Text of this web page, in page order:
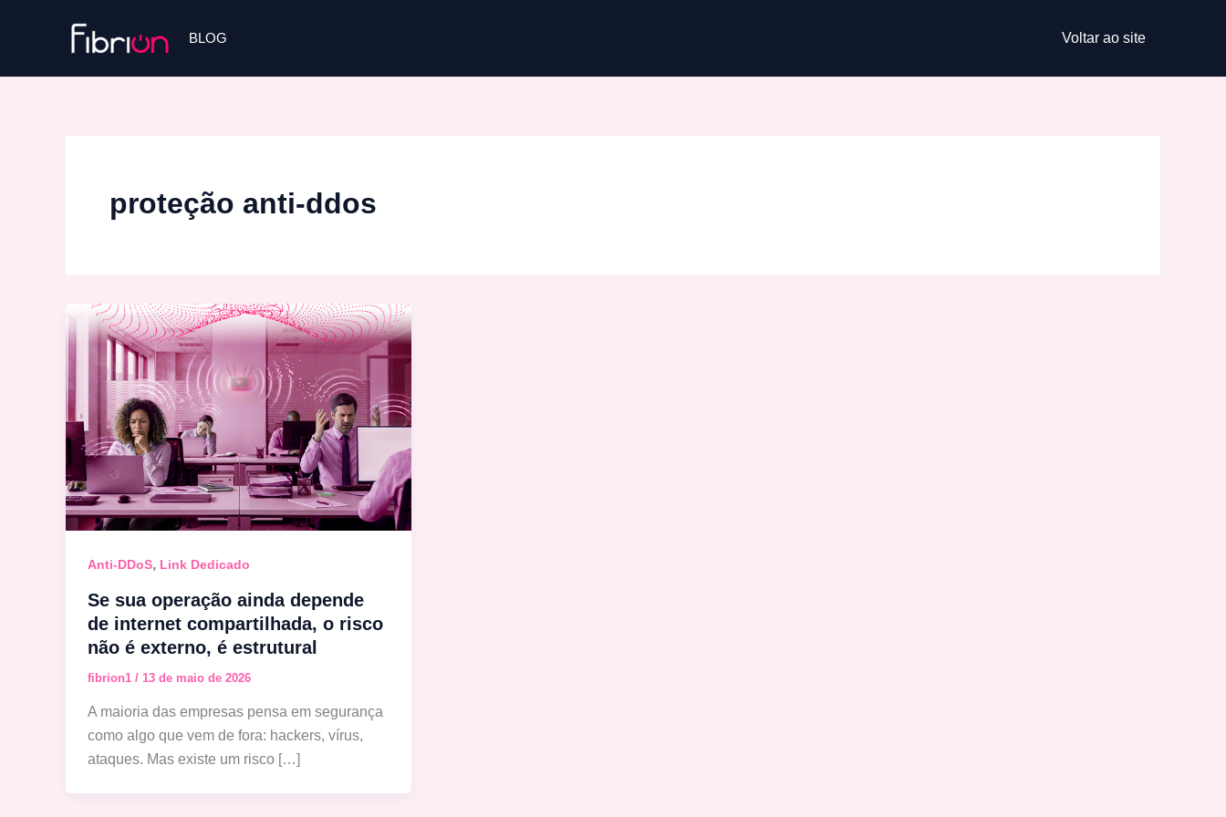
conteúdo
BLOG Voltar ao site
proteção anti-ddos
Anti-DDoS, Link Dedicado
Se sua operação ainda depende
de internet compartilhada, o risco
não é externo, é estrutural
fibrion1 / 13 de maio de 2026
A maioria das empresas pensa em segurança
como algo que vem de fora: hackers, vírus,
ataques. Mas existe um risco […]